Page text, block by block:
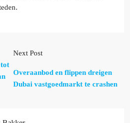
Next Post
Overaanbod en flippen dreigen
Dubai vastgoedmarkt te crashen